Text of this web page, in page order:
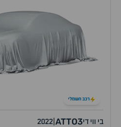
רכב חשמלי
בי ווי דיATTO3
2022